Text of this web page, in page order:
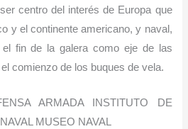
centro del interés de Europa que
y el continente americano, y naval,
el fin de la galera como eje de las
comienzo de los buques de vela.
ARMADA INSTITUTO DE
MUSEO NAVAL